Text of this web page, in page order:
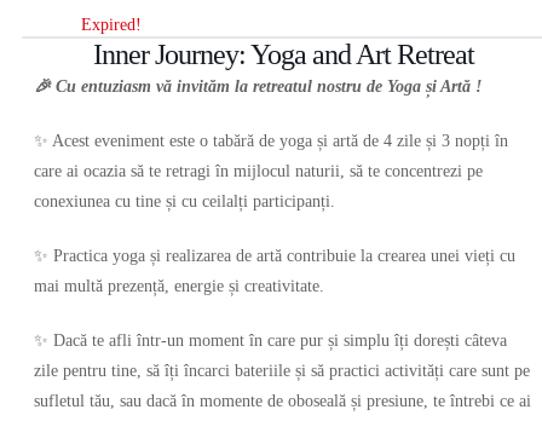
Expired!
Inner Journey: Yoga and Art Retreat
🎉 Cu entuziasm vă invităm la retreatul nostru de Yoga și Artă !
✨ Acest eveniment este o tabără de yoga și artă de 4 zile și 3 nopți în
care ai ocazia să te retragi în mijlocul naturii, să te concentrezi pe
conexiunea cu tine și cu ceilalți participanți.
✨ Practica yoga și realizarea de artă contribuie la crearea unei vieți cu
mai multă prezență, energie și creativitate.
✨ Dacă te afli într-un moment în care pur și simplu îți dorești câteva
zile pentru tine, să îți încarci bateriile și să practici activități care sunt pe
sufletul tău, sau dacă în momente de oboseală și presiune, te întrebi ce ai